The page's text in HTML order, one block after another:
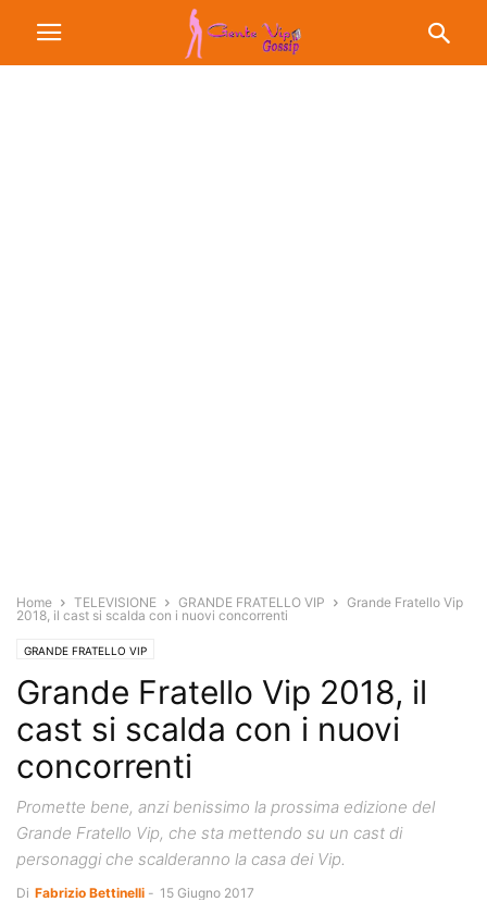
Home TELEVISIONE GRANDE FRATELLO VIP
Grande Fratello Vip
2018, il cast si scalda con i nuovi concorrenti
GRANDE FRATELLO VIP
Grande Fratello Vip 2018, il
cast si scalda con i nuovi
concorrenti
Promette bene, anzi benissimo la prossima edizione del
Grande Fratello Vip, che sta mettendo su un cast di
personaggi che scalderanno la casa dei Vip.
Di Fabrizio Bettinelli - 15 Giugno 2017